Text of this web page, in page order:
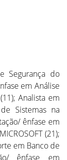
Segurança do
em Análise
Analista em
Sistemas na
ênfase em
(21);
em Banco de
ênfase em